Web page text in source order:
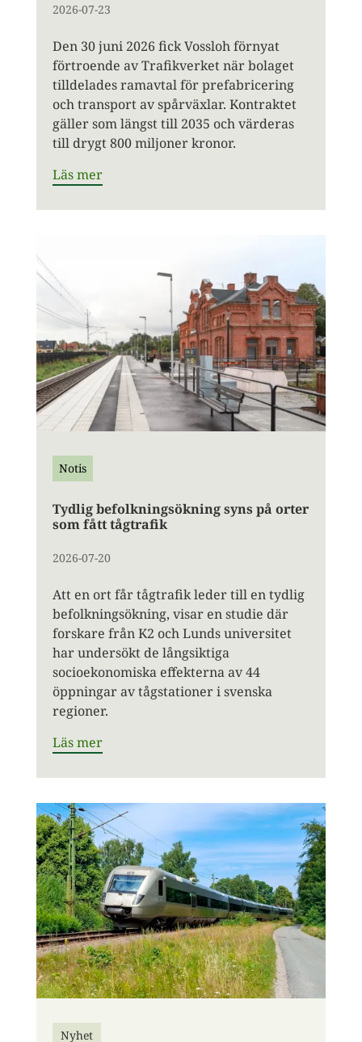
2026-07-23
Den 30 juni 2026 fick Vossloh förnyat
förtroende av Trafikverket när bolaget
tilldelades ramavtal för prefabricering
och transport av spårväxlar. Kontraktet
gäller som längst till 2035 och värderas
till drygt 800 miljoner kronor.
Läs mer
Notis
Tydlig befolkningsökning syns på orter
som fått tågtrafik
2026-07-20
Att en ort får tågtrafik leder till en tydlig
befolkningsökning, visar en studie där
forskare från K2 och Lunds universitet
har undersökt de långsiktiga
socioekonomiska effekterna av 44
öppningar av tågstationer i svenska
regioner.
Läs mer
Nyhet